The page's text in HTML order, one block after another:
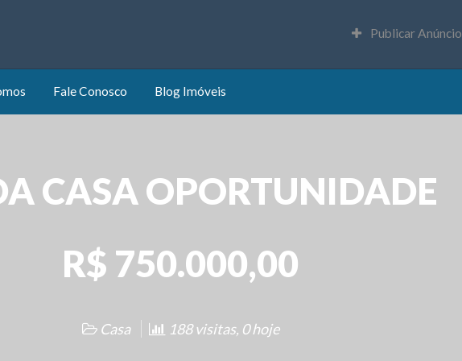
Publicar Anúncio
Fale Conosco Blog Imóveis
CASA OPORTUNIDADE
R$ 750.000,00
Casa 188 visitas, 0 hoje